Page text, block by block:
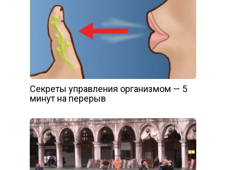
Cекреты управления организмом — 5
минут на перерыв